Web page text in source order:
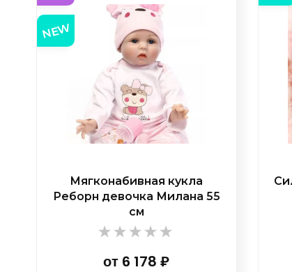
NEW
Мягконабивная кукла
Реборн девочка Милана 55
см
от 6 178 ₽